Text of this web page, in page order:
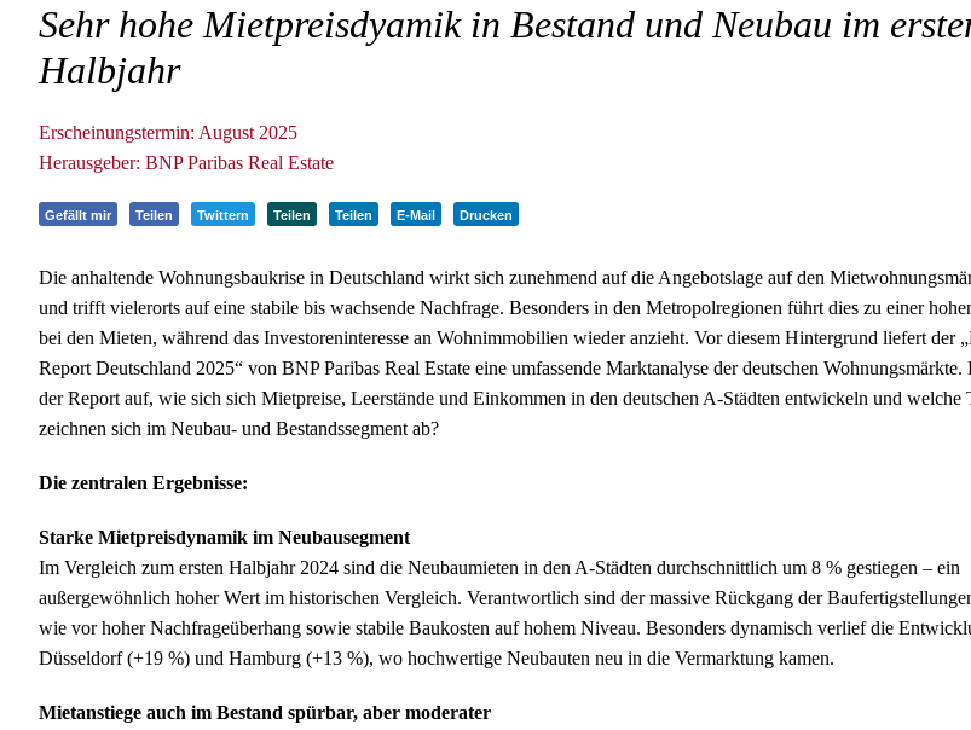
Sehr hohe Mietpreisdyamik in Bestand und Neubau im
Halbjahr
Erscheinungstermin: August 2025
Herausgeber: BNP Paribas Real Estate
Gefällt mir Teilen Twittern Teilen Teilen E-Mail Drucken
Die anhaltende Wohnungsbaukrise in Deutschland wirkt sich zunehmend auf die Angebotslage auf den
und trifft vielerorts auf eine stabile bis wachsende Nachfrage. Besonders in den Metropolregionen führt dies zu einer
bei den Mieten, während das Investoreninteresse an Wohnimmobilien wieder anzieht. Vor diesem Hintergrund liefert der
Report Deutschland 2025“ von BNP Paribas Real Estate eine umfassende Marktanalyse der deutschen Wohnungsmärkte.
der Report auf, wie sich sich Mietpreise, Leerstände und Einkommen in den deutschen A-Städten entwickeln und welche
zeichnen sich im Neubau- und Bestandssegment ab?
Die zentralen Ergebnisse:
Starke Mietpreisdynamik im Neubausegment
Im Vergleich zum ersten Halbjahr 2024 sind die Neubaumieten in den A-Städten durchschnittlich um 8 % gestiegen – ein
außergewöhnlich hoher Wert im historischen Vergleich. Verantwortlich sind der massive Rückgang der
wie vor hoher Nachfrageüberhang sowie stabile Baukosten auf hohem Niveau. Besonders dynamisch verlief die
Düsseldorf (+19 %) und Hamburg (+13 %), wo hochwertige Neubauten neu in die Vermarktung kamen.
Mietanstiege auch im Bestand spürbar, aber moderater